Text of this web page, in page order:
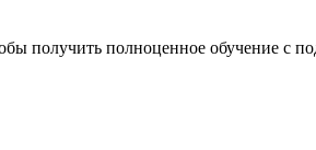
получить полноценное обучение с